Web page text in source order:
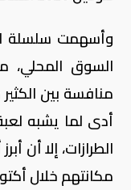
وأسهمت سلسلة
السوق المحلي،
منافسة بين
أدى لما يشبه
الطرازات، إلا أن
مكانتهم خلال